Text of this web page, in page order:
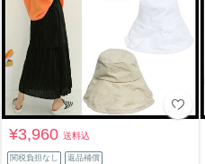
¥3,960送料込
関税負担なし 返品補償